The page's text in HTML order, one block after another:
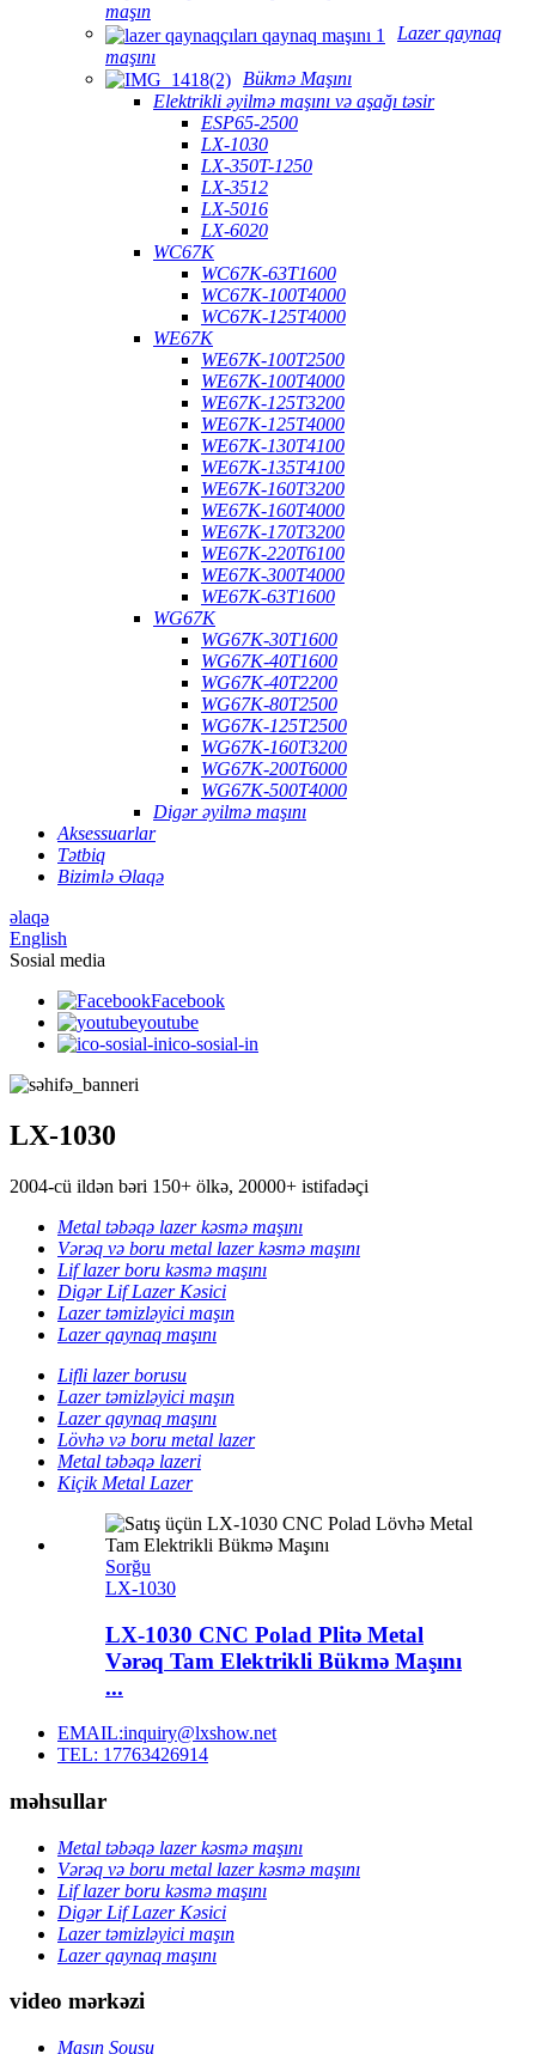
maşın
Lazer qaynaq
maşını
Bükmə Maşını
Elektrikli əyilmə maşını və aşağı təsir
ESP65-2500
LX-1030
LX-350T-1250
LX-3512
LX-5016
LX-6020
WC67K
WC67K-63T1600
WC67K-100T4000
WC67K-125T4000
WE67K
WE67K-100T2500
WE67K-100T4000
WE67K-125T3200
WE67K-125T4000
WE67K-130T4100
WE67K-135T4100
WE67K-160T3200
WE67K-160T4000
WE67K-170T3200
WE67K-220T6100
WE67K-300T4000
WE67K-63T1600
WG67K
WG67K-30T1600
WG67K-40T1600
WG67K-40T2200
WG67K-80T2500
WG67K-125T2500
WG67K-160T3200
WG67K-200T6000
WG67K-500T4000
Digər əyilmə maşını
Aksessuarlar
Tətbiq
Bizimlə Əlaqə
əlaqə
English
Sosial media
Facebook
youtube
ico-sosial-in
LX-1030
2004-cü ildən bəri 150+ ölkə, 20000+ istifadəçi
Metal təbəqə lazer kəsmə maşını
Vərəq və boru metal lazer kəsmə maşını
Lif lazer boru kəsmə maşını
Digər Lif Lazer Kəsici
Lazer təmizləyici maşın
Lazer qaynaq maşını
Lifli lazer borusu
Lazer təmizləyici maşın
Lazer qaynaq maşını
Lövhə və boru metal lazer
Metal təbəqə lazeri
Kiçik Metal Lazer
Sorğu
LX-1030
LX-1030 CNC Polad Plitə Metal
Vərəq Tam Elektrikli Bükmə Maşını
...
EMAIL:inquiry@lxshow.net
TEL: 17763426914
məhsullar
Metal təbəqə lazer kəsmə maşını
Vərəq və boru metal lazer kəsmə maşını
Lif lazer boru kəsmə maşını
Digər Lif Lazer Kəsici
Lazer təmizləyici maşın
Lazer qaynaq maşını
video mərkəzi
Maşın Şousu